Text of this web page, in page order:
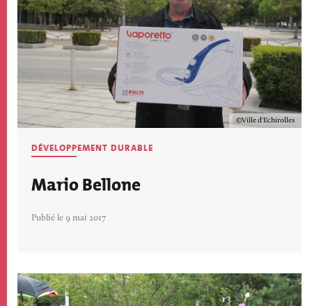
Copyright
Ville d'Echirolles
DÉVELOPPEMENT DURABLE
Mario Bellone
Publié le 9 mai 2017
Image